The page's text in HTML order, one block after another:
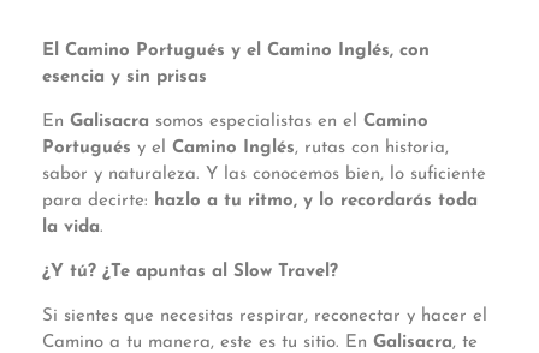
El Camino Portugués y el Camino Inglés, con
esencia y sin prisas
En Galisacra somos especialistas en el Camino
Portugués y el Camino Inglés, rutas con historia,
sabor y naturaleza. Y las conocemos bien, lo suficiente
para decirte: hazlo a tu ritmo, y lo recordarás toda
la vida.
¿Y tú? ¿Te apuntas al Slow Travel?
Si sientes que necesitas respirar, reconectar y hacer el
Camino a tu manera, este es tu sitio. En Galisacra, te